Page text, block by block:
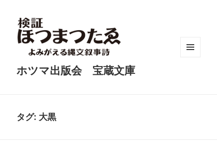
ホツマ出版会 宝蔵文庫
タグ: 大黒